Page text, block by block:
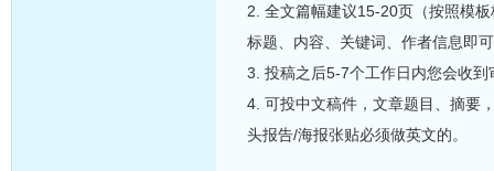
2. 全文篇幅建议15-20页（按照模
标题、内容、关键词、作者信息即
3. 投稿之后5-7个工作日内您会收
4. 可投中文稿件，文章题目、摘要
头报告/海报张贴必须做英文的。